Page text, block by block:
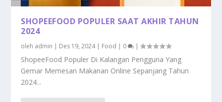
SHOPEEFOOD POPULER SAAT AKHIR TAHUN
2024
oleh admin | Des 19, 2024| Food | 0 |
ShopeeFood Populer Di Kalangan Pengguna Yang
Gemar Memesan Makanan Online Sepanjang Tahun
2024...